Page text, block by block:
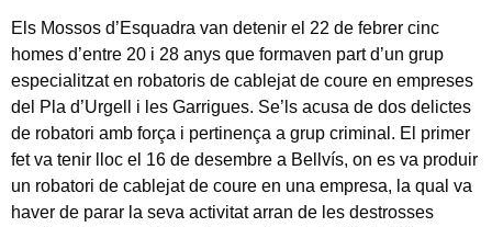
Els Mossos d’Esquadra van detenir el 22 de febrer cinc
homes d’entre 20 i 28 anys que formaven part d’un grup
especialitzat en robatoris de cablejat de coure en empreses
del Pla d’Urgell i les Garrigues. Se’ls acusa de dos delictes
de robatori amb força i pertinença a grup criminal. El primer
fet va tenir lloc el 16 de desembre a Bellvís, on es va produir
un robatori de cablejat de coure en una empresa, la qual va
haver de parar la seva activitat arran de les destrosses